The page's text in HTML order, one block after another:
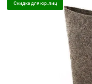
Скидка для юр.лиц